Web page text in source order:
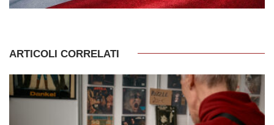
ARTICOLI CORRELATI